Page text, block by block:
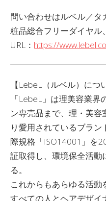
問い合わせはルベル／
粧品総合フリーダイヤル
URL： https://
【LebeL（ルベル）につ
「LebeL」は理美容業
ン専売品まで、理・美
り愛用されているブラ
際規格「ISO14001」を
証取得し、環境保全活動
る。
これからもあらゆる活
すべての人とヘアデザイ